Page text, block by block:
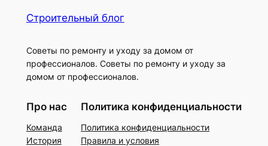
Строительный блог
Советы по ремонту и уходу за домом от
профессионалов. Советы по ремонту и уходу за
домом от профессионалов.
Про нас
Команда
История
Политика конфиденциальности
Политика конфиденциальности
Правила и условия